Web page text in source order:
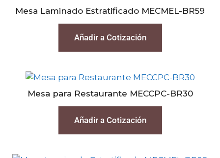
Mesa Laminado Estratificado MECMEL-BR59
Añadir a Cotización
Mesa para Restaurante MECCPC-BR30
Añadir a Cotización